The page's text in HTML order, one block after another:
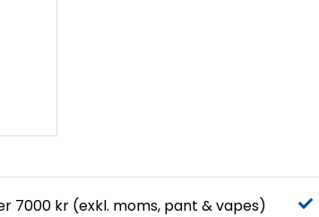
7000 kr (exkl. moms, pant & vapes)